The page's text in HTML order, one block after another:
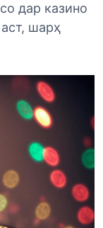
дар казино
шарҳ